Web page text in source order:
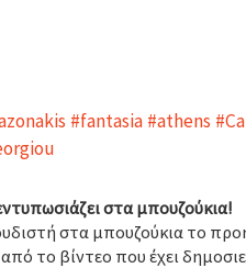
#fantasia #athens
στα μπουζούκια!
στα μπουζούκια το
το βίντεο που έχει